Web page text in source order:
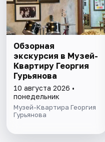
Обзорная
экскурсия в Музей-
Квартиру Георгия
Гурьянова
10 августа 2026 •
понедельник
Музей-Квартира Георгия
Гурьянова